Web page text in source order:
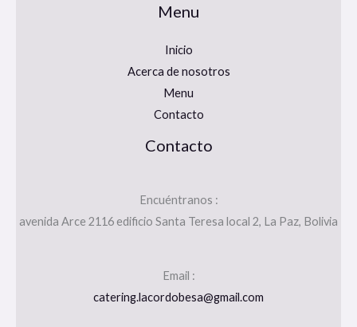
Menu
Inicio
Acerca de nosotros
Menu
Contacto
Contacto
Encuéntranos :
avenida Arce 2116 edificio Santa Teresa local 2, La Paz, Bolivia
Email :
catering.lacordobesa@gmail.com